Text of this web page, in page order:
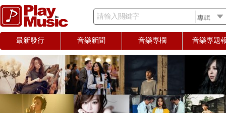
請輸入關鍵字
最新發行 音樂新聞 音樂專欄 音樂專題